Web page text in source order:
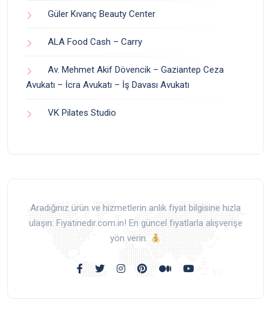
Güler Kıvanç Beauty Center
ALA Food Cash – Carry
Av. Mehmet Akif Dövencik – Gaziantep Ceza
Avukatı – İcra Avukatı – İş Davası Avukatı
VK Pilates Studio
Aradığınız ürün ve hizmetlerin anlık fiyat bilgisine hızla
ulaşın: Fiyatinedir.com.in! En güncel fiyatlarla alışverişe
yön verin.